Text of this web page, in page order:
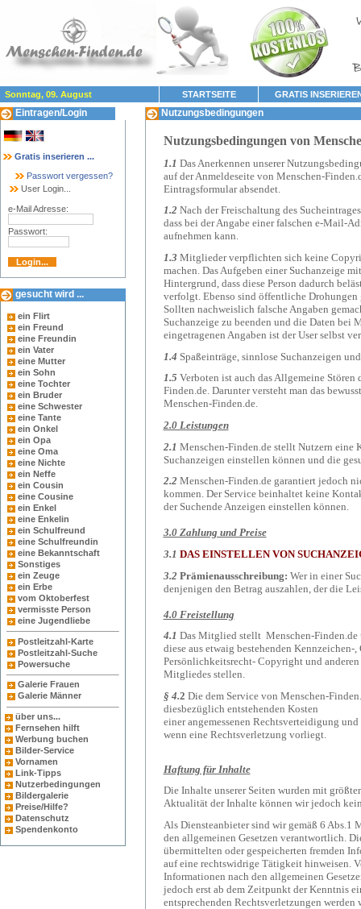
Sonntag, 09. August STARTSEITE GRATIS
Eintragen/Login
Gratis inserieren ...
Passwort vergessen?
User Login...
e-Mail Adresse:
Passwort:
gesucht wird ...
ein Flirt
ein Freund
eine Freundin
ein Vater
eine Mutter
ein Sohn
eine Tochter
ein Bruder
eine Schwester
eine Tante
ein Onkel
ein Opa
eine Oma
eine Nichte
ein Neffe
ein Cousin
eine Cousine
ein Enkel
eine Enkelin
ein Schulfreund
eine Schulfreundin
eine Bekanntschaft
Sonstiges
ein Zeuge
ein Erbe
vom Oktoberfest
vermisste Person
eine Jugendliebe
Postleitzahl-Karte
Postleitzahl-Suche
Powersuche
Galerie Frauen
Galerie Männer
über uns...
Fernsehen hilft
Werbung buchen
Bilder-Service
Vornamen
Link-Tipps
Nutzerbedingungen
Bildergalerie
Preise/Hilfe?
Datenschutz
Spendenkonto
Nutzungsbedingungen
Nutzungsbedingungen von
1.1 Das Anerkennen unserer
auf der Anmeldeseite von Menschen-
Eintragsformular absendet.
1.2 Nach der Freischaltung des
dass bei der Angabe einer falschen e-Mail-
aufnehmen kann.
1.3 Mitglieder verpflichten sich keine
machen. Das Aufgeben einer Suchanzeige
Hintergrund, dass diese Person dadurch
verfolgt. Ebenso sind öffentliche
Sollten nachweislich falsche Angaben
Suchanzeige zu beenden und die Daten bei
eingetragenen Angaben ist der User selbst
1.4 Spaßeinträge, sinnlose Suchanzeigen
1.5 Verboten ist auch das Allgemeine
Finden.de. Darunter versteht man das
Menschen-Finden.de.
2.0 Leistungen
2.1 Menschen-Finden.de stellt Nutzern eine
Suchanzeigen einstellen können und die
2.2 Menschen-Finden.de garantiert jedoch
kommen. Der Service beinhaltet keine
der Suchende Anzeigen einstellen können.
3.0 Zahlung und Preise
3.1 DAS EINSTELLEN VON
3.2 Prämienausschreibung: Wer in einer
denjenigen den Betrag auszahlen, der die
4.0 Freistellung
4.1 Das Mitglied stellt Menschen-Finden.de
diese aus etwaig bestehenden Kennzeichen-
Persönlichkeitsrecht- Copyright und
Mitgliedes stellen.
§ 4.2 Die dem Service von Menschen-
diesbezüglich entstehenden Kosten
einer angemessenen Rechtsverteidigung
wenn eine Rechtsverletzung vorliegt.
Haftung für Inhalte
Die Inhalte unserer Seiten wurden mit
Aktualität der Inhalte können wir jedoch
Als Diensteanbieter sind wir gemäß 6 Abs.1
den allgemeinen Gesetzen verantwortlich.
übermittelten oder gespeicherten fremden
auf eine rechtswidrige Tätigkeit hinweisen.
Informationen nach den allgemeinen
jedoch erst ab dem Zeitpunkt der Kenntnis
entsprechenden Rechtsverletzungen